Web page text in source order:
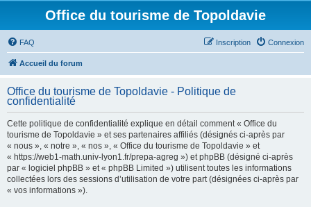
Office du tourisme de Topoldavie
FAQ Connexion
Inscription
Accueil du forum
Office du tourisme de Topoldavie - Politique de
confidentialité
Cette politique de confidentialité explique en détail comment « Office du
tourisme de Topoldavie » et ses partenaires affiliés (désignés ci-après par
« nous », « notre », « nos », « Office du tourisme de Topoldavie » et
« https://web1-math.univ-lyon1.fr/prepa-agreg ») et phpBB (désigné ci-après
par « logiciel phpBB » et « phpBB Limited ») utilisent toutes les informations
collectées lors des sessions d’utilisation de votre part (désignées ci-après par
« vos informations »).